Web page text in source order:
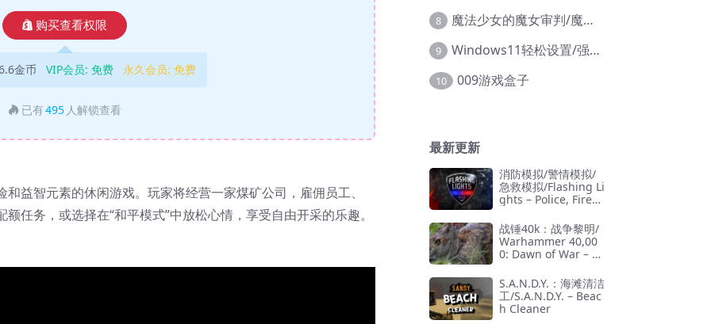
购买查看权限
金币 VIP会员: 免费 永久会员: 免费
已有495 人解锁查看
益智元素的休闲游戏。玩家将经营一家煤矿公司，雇佣员工、
任务，或选择在“和平模式”中放松心情，享受自由开采的乐趣。
8 魔法少女的魔女审判/魔法少女ノ魔女裁判
9 Windows11轻松设置/强力禁止WD等/兼容Win10
10 009游戏盒子
最新更新
消防模拟/警情模拟/
急救模拟/Flashing Li
ghts – Police, Firefi
Services Simulator
战锤40k：战争黎明/
Warhammer 40,00
0: Dawn of War – D
S.A.N.D.Y.：海滩清洁
工/S.A.N.D.Y. – Beac
h Cleaner